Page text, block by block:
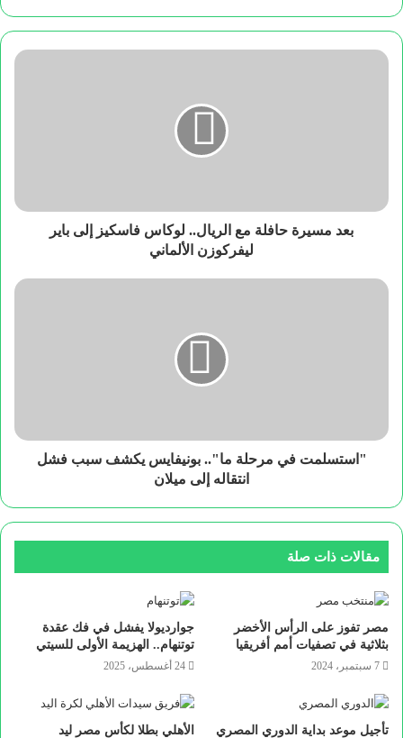
بعد مسيرة حافلة مع الريال.. لوكاس فاسكيز إلى باير
ليفركوزن الألماني
"استسلمت في مرحلة ما".. بونيفايس يكشف سبب فشل
انتقاله إلى ميلان
مقالات ذات صلة
مصر تفوز على الرأس الأخضر
بثلاثية في تصفيات أمم أفريقيا
7 سبتمبر، 2024
جوارديولا يفشل في فك عقدة
توتنهام.. الهزيمة الأولى للسيتي
24 أغسطس، 2025
تأجيل موعد بداية الدوري المصري الأهلي بطلا لكأس مصر ليد